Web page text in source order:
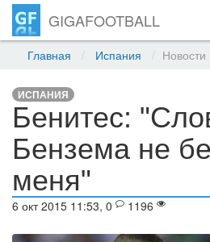
GIGAFOOTBALL
Главная Испания Новости
ИСПАНИЯ
Бенитес:
Бензема не
меня"
6 окт 2015 11:53, 0 1196